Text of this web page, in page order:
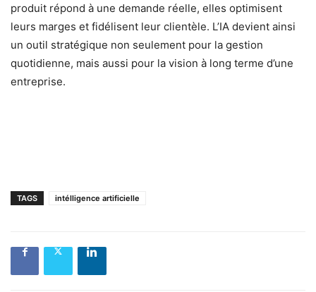
produit répond à une demande réelle, elles optimisent
leurs marges et fidélisent leur clientèle. L’IA devient ainsi
un outil stratégique non seulement pour la gestion
quotidienne, mais aussi pour la vision à long terme d’une
entreprise.
TAGS intélligence artificielle